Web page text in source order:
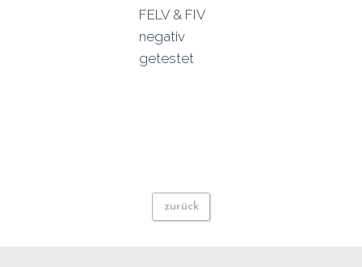
FELV & FIV
negativ
getestet
zurück